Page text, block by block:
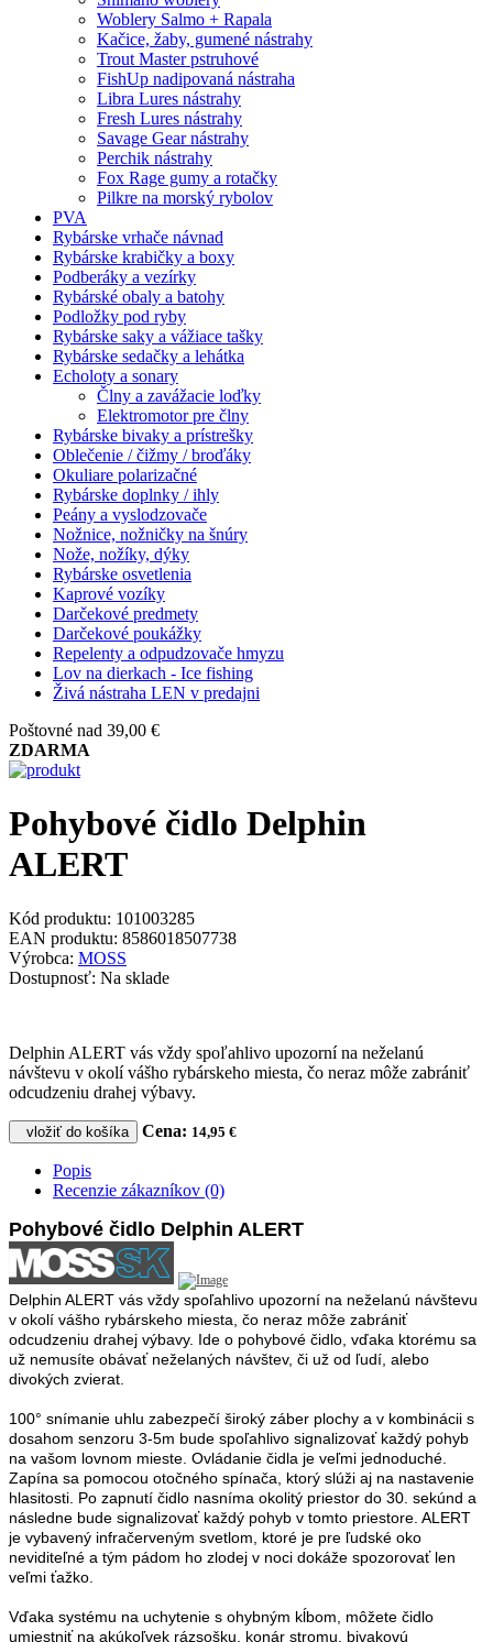
Woblery Salmo + Rapala
Kačice, žaby, gumené nástrahy
Trout Master pstruhové
FishUp nadipovaná nástraha
Libra Lures nástrahy
Fresh Lures nástrahy
Savage Gear nástrahy
Perchik nástrahy
Fox Rage gumy a rotačky
Pilkre na morský rybolov
PVA
Rybárske vrhače návnad
Rybárske krabičky a boxy
Podberáky a vezírky
Rybárské obaly a batohy
Podložky pod ryby
Rybárske saky a vážiace tašky
Rybárske sedačky a lehátka
Echoloty a sonary
Člny a zavážacie loďky
Elektromotor pre člny
Rybárske bivaky a prístrešky
Oblečenie / čižmy / broďáky
Okuliare polarizačné
Rybárske doplnky / ihly
Peány a vyslodzovače
Nožnice, nožničky na šnúry
Nože, nožíky, dýky
Rybárske osvetlenia
Kaprové vozíky
Darčekové predmety
Darčekové poukážky
Repelenty a odpudzovače hmyzu
Lov na dierkach - Ice fishing
Živá nástraha LEN v predajni
Poštovné nad 39,00 €
ZDARMA
Pohybové čidlo Delphin
ALERT
Kód produktu: 101003285
EAN produktu: 8586018507738
Výrobca: MOSS
Dostupnosť: Na sklade
Delphin ALERT vás vždy spoľahlivo upozorní na neželanú
návštevu v okolí vášho rybárskeho miesta, čo neraz môže zabrániť
odcudzeniu drahej výbavy.
vložiť do košíka Cena: 14,95 €
Popis
Recenzie zákazníkov (0)
Pohybové čidlo Delphin ALERT
Delphin ALERT vás vždy spoľahlivo upozorní na neželanú návštevu
v okolí vášho rybárskeho miesta, čo neraz môže zabrániť
odcudzeniu drahej výbavy. Ide o pohybové čidlo, vďaka ktorému sa
už nemusíte obávať neželaných návštev, či už od ľudí, alebo
divokých zvierat.
100° snímanie uhlu zabezpečí široký záber plochy a v kombinácii s
dosahom senzoru 3-5m bude spoľahlivo signalizovať každý pohyb
na vašom lovnom mieste. Ovládanie čidla je veľmi jednoduché.
Zapína sa pomocou otočného spínača, ktorý slúži aj na nastavenie
hlasitosti. Po zapnutí čidlo nasníma okolitý priestor do 30. sekúnd a
následne bude signalizovať každý pohyb v tomto priestore. ALERT
je vybavený infračerveným svetlom, ktoré je pre ľudské oko
neviditeľné a tým pádom ho zlodej v noci dokáže spozorovať len
veľmi ťažko.
Vďaka systému na uchytenie s ohybným kĺbom, môžete čidlo
umiestniť na akúkoľvek rázsošku, konár stromu, bivakovú